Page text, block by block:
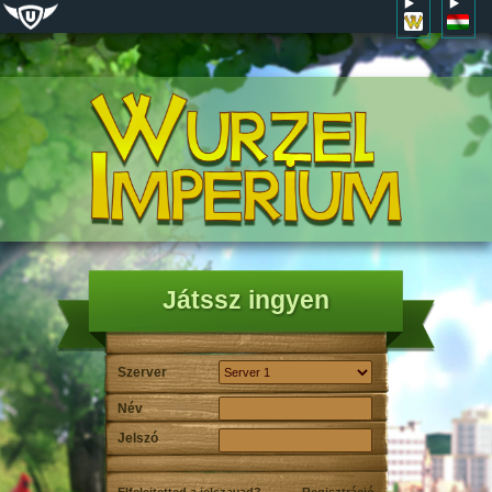
Játssz ingyen
Szerver
Név
Jelszó